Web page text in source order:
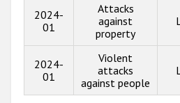
2024-
01
Attacks
against
property
2024-
01
Violent
attacks
against people